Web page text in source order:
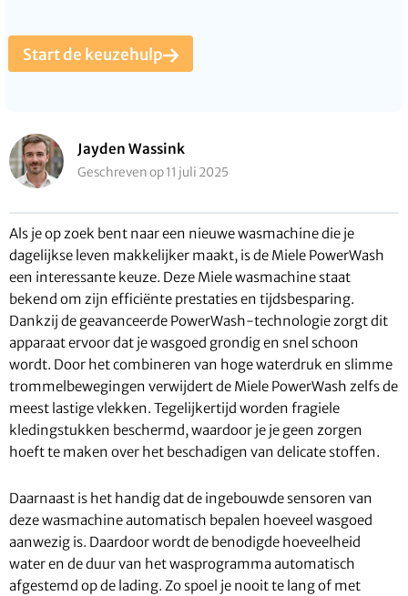
Start de keuzehulp
Jayden Wassink
Geschreven op 11 juli 2025
Als je op zoek bent naar een nieuwe wasmachine die je
dagelijkse leven makkelijker maakt, is de Miele PowerWash
een interessante keuze. Deze Miele wasmachine staat
bekend om zijn efficiënte prestaties en tijdsbesparing.
Dankzij de geavanceerde PowerWash-technologie zorgt dit
apparaat ervoor dat je wasgoed grondig en snel schoon
wordt. Door het combineren van hoge waterdruk en slimme
trommelbewegingen verwijdert de Miele PowerWash zelfs de
meest lastige vlekken. Tegelijkertijd worden fragiele
kledingstukken beschermd, waardoor je je geen zorgen
hoeft te maken over het beschadigen van delicate stoffen.
Daarnaast is het handig dat de ingebouwde sensoren van
deze wasmachine automatisch bepalen hoeveel wasgoed
aanwezig is. Daardoor wordt de benodigde hoeveelheid
water en de duur van het wasprogramma automatisch
afgestemd op de lading. Zo spoel je nooit te lang of met